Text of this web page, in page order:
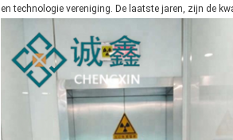
en technologie vereniging. De laatste jaren, zijn de